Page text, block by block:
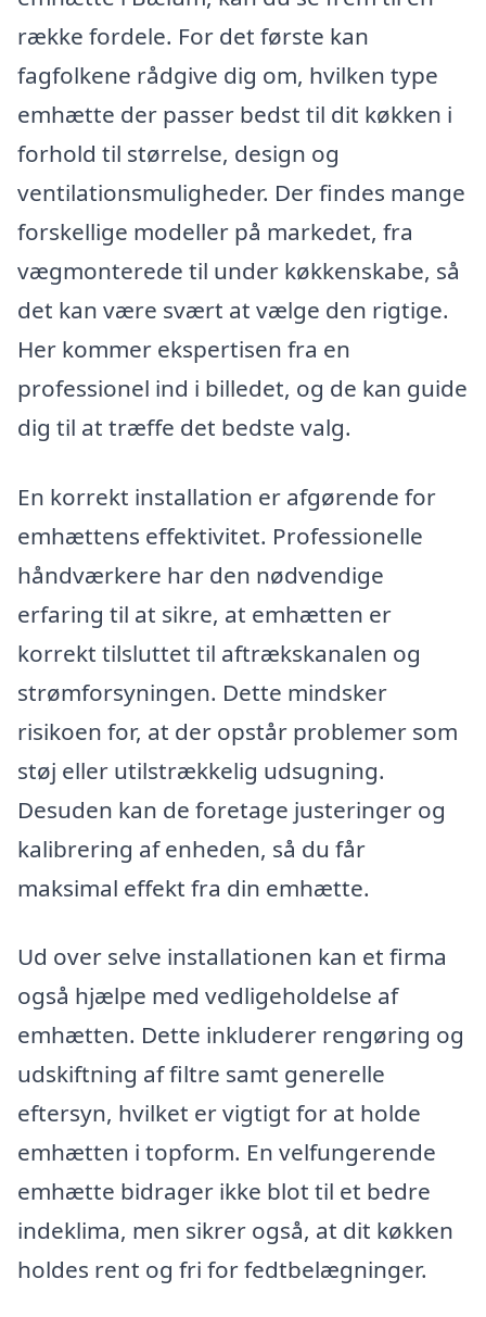
række fordele. For det første kan
fagfolkene rådgive dig om, hvilken type
emhætte der passer bedst til dit køkken i
forhold til størrelse, design og
ventilationsmuligheder. Der findes mange
forskellige modeller på markedet, fra
vægmonterede til under køkkenskabe, så
det kan være svært at vælge den rigtige.
Her kommer ekspertisen fra en
professionel ind i billedet, og de kan guide
dig til at træffe det bedste valg.
En korrekt installation er afgørende for
emhættens effektivitet. Professionelle
håndværkere har den nødvendige
erfaring til at sikre, at emhætten er
korrekt tilsluttet til aftrækskanalen og
strømforsyningen. Dette mindsker
risikoen for, at der opstår problemer som
støj eller utilstrækkelig udsugning.
Desuden kan de foretage justeringer og
kalibrering af enheden, så du får
maksimal effekt fra din emhætte.
Ud over selve installationen kan et firma
også hjælpe med vedligeholdelse af
emhætten. Dette inkluderer rengøring og
udskiftning af filtre samt generelle
eftersyn, hvilket er vigtigt for at holde
emhætten i topform. En velfungerende
emhætte bidrager ikke blot til et bedre
indeklima, men sikrer også, at dit køkken
holdes rent og fri for fedtbelægninger.